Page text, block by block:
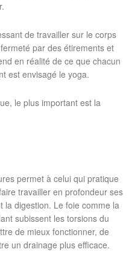
de travailler sur le corps
par des étirements et
en réalité de ce que chacun
est envisagé le yoga.
le plus important est la
permet à celui qui pratique
travailler en profondeur ses
la digestion. Le foie comme la
subissent les torsions du
de mieux fonctionner, de
un drainage plus efficace.